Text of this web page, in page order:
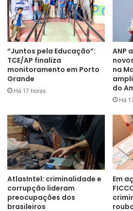
Federal novas obras,
projetos e novos
para o
estado”, completou o
Setor produtivo
Os representantes do executivo
participaram da cerimônia de
prédio do Sebrae-AP, onde foram
de rabeta, 92 kits de
coletes salva-vidas e 20
Para este setor o investimento
milhões, proveniente de emenda
Davi Alcolumbre (União-AP). A
“Juntos pela Educação”:
TCE/AP finaliza
monitoramento em Porto
Grande
Há 17 horas
ANP
na
do
Há
AtlasIntel: criminalidade e
corrupção lideram
preocupações dos
brasileiros
Em